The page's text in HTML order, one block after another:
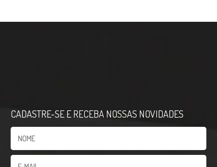
CADASTRE-SE E RECEBA NOSSAS NOVIDADES